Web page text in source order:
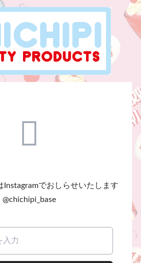
Instagramでおしらせいたします
@chichipi_base